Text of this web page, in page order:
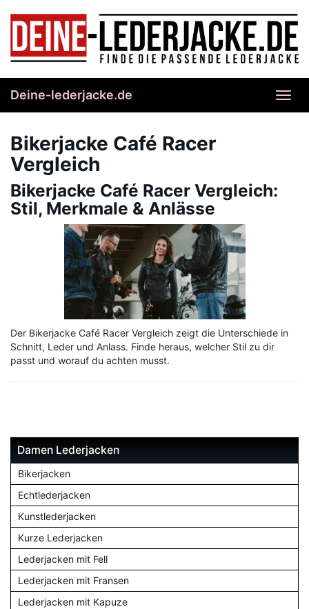
content
Deine-lederjacke.de
Bikerjacke Café Racer
Vergleich
Bikerjacke Café Racer Vergleich:
Stil, Merkmale & Anlässe
Der Bikerjacke Café Racer Vergleich zeigt die Unterschiede in
Schnitt, Leder und Anlass. Finde heraus, welcher Stil zu dir
passt und worauf du achten musst.
Damen Lederjacken
Bikerjacken
Echtlederjacken
Kunstlederjacken
Kurze Lederjacken
Lederjacken mit Fell
Lederjacken mit Fransen
Lederjacken mit Kapuze